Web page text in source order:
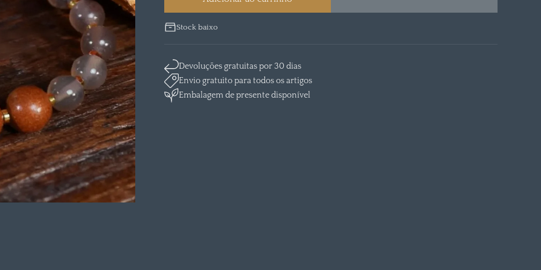
Stock baixo
Devoluções gratuitas por 30 dias
Envio gratuito para todos os artigos
Embalagem de presente disponível